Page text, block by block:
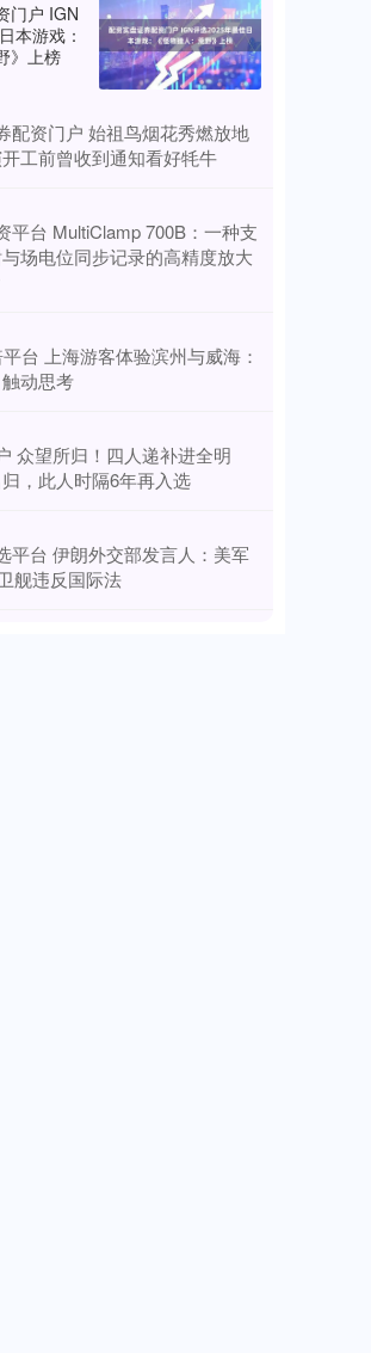
门户 IGN
本游戏：
》上榜
配资门户 始祖鸟烟花秀燃放地
工前曾收到通知看好牦牛
平台 MultiClamp 700B：一种支
场电位同步记录的高精度放大
台 上海游客体验滨州与威海：
动思考
众望所归！四人递补进全明
，此人时隔6年再入选
平台 伊朗外交部发言人：美军
舰违反国际法